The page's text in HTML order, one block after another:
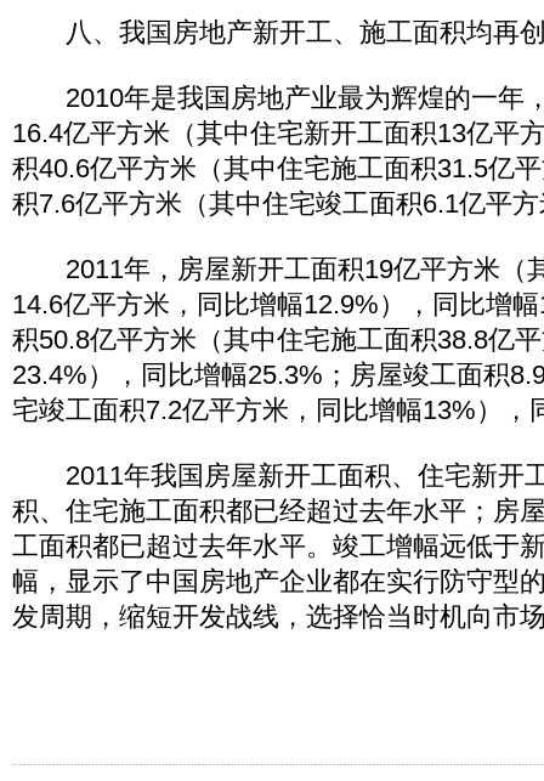
八、我国房地产新开工、施工面积均再
2010年是我国房地产业最为辉煌的一年
16.4亿平方米（其中住宅新开工面积13亿平
积40.6亿平方米（其中住宅施工面积31.5亿
积7.6亿平方米（其中住宅竣工面积6.1亿平
2011年，房屋新开工面积19亿平方米（
14.6亿平方米，同比增幅12.9%），同比增
积50.8亿平方米（其中住宅施工面积38.8亿
23.4%），同比增幅25.3%；房屋竣工面积
宅竣工面积7.2亿平方米，同比增幅13%），
2011年我国房屋新开工面积、住宅新开
积、住宅施工面积都已经超过去年水平；房
工面积都已超过去年水平。竣工增幅远低于
幅，显示了中国房地产企业都在实行防守型
发周期，缩短开发战线，选择恰当时机向市